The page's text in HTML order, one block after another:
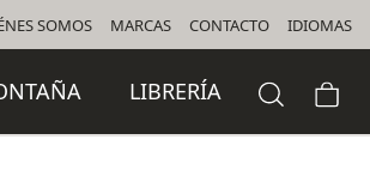
SOMOS MARCAS CONTACTO IDIOMAS
LIBRERÍA